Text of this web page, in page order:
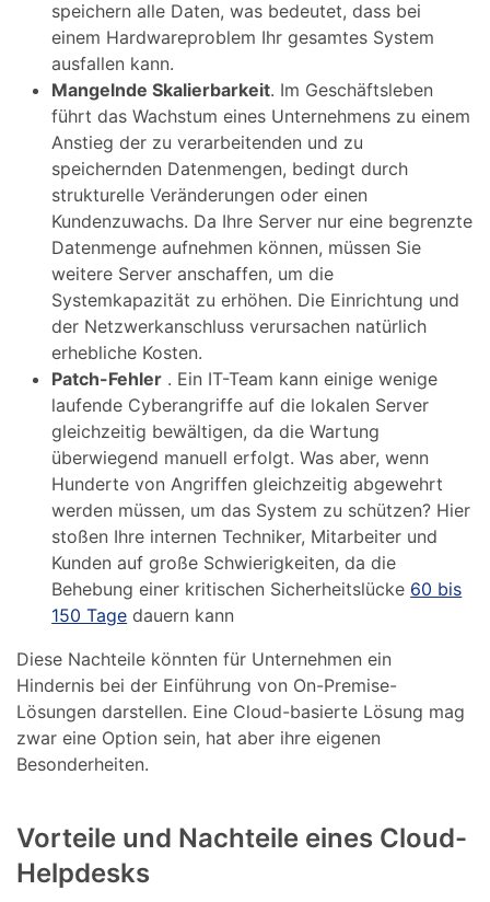
speichern alle Daten, was bedeutet, dass bei
einem Hardwareproblem Ihr gesamtes System
ausfallen kann.
Mangelnde Skalierbarkeit. Im Geschäftsleben
führt das Wachstum eines Unternehmens zu einem
Anstieg der zu verarbeitenden und zu
speichernden Datenmengen, bedingt durch
strukturelle Veränderungen oder einen
Kundenzuwachs. Da Ihre Server nur eine begrenzte
Datenmenge aufnehmen können, müssen Sie
weitere Server anschaffen, um die
Systemkapazität zu erhöhen. Die Einrichtung und
der Netzwerkanschluss verursachen natürlich
erhebliche Kosten.
Patch-Fehler . Ein IT-Team kann einige wenige
laufende Cyberangriffe auf die lokalen Server
gleichzeitig bewältigen, da die Wartung
überwiegend manuell erfolgt. Was aber, wenn
Hunderte von Angriffen gleichzeitig abgewehrt
werden müssen, um das System zu schützen? Hier
stoßen Ihre internen Techniker, Mitarbeiter und
Kunden auf große Schwierigkeiten, da die
Behebung einer kritischen Sicherheitslücke 60 bis
150 Tage dauern kann
Diese Nachteile könnten für Unternehmen ein
Hindernis bei der Einführung von On-Premise-
Lösungen darstellen. Eine Cloud-basierte Lösung mag
zwar eine Option sein, hat aber ihre eigenen
Besonderheiten.
Vorteile und Nachteile eines Cloud-
Helpdesks